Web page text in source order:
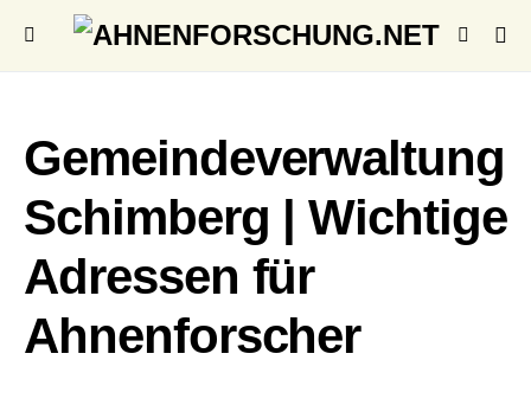
Gemeindeverwaltung
Schimberg | Wichtige
Adressen für
Ahnenforscher